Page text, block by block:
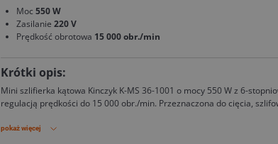
Moc550 W
Zasilanie220 V
Prędkość obrotowa 15 000 obr./min
Krótki opis:
Mini szlifierka kątowa Kinczyk K-MS 36-1001 o mocy 550 W z 6-
regulacją prędkości do 15 000 obr./min. Przeznaczona do cięcia,
wygodę pracy.
pokaż więcej